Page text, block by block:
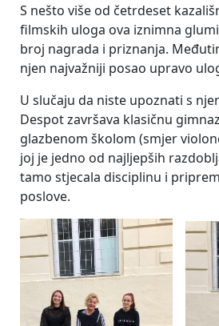
S nešto više od četrdeset
filmskih uloga ova iznimna
broj nagrada i priznanja.
njen najvažniji posao upravo
U slučaju da niste upoznati s
Despot završava klasičnu
glazbenom školom (smjer
joj je jedno od najljepših
tamo stjecala disciplinu i
poslove.